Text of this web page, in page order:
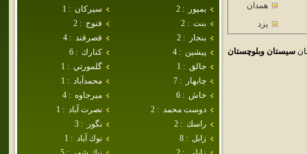
بمپور
:
2 سيركان :
1
بنت :
2 فنوج :
2
بنجار
:
2 قصرقند :
4
پيشين :
4 كنارك :
6
جالق :
1 گلمورتي :
1
چابهار
:
7 محمدآباد :
1
خاش :
6 ميرجاوه :
4
دوست محمد :
2 نصرت آباد :
1
راسك :
2 نگور :
3
زابل :
8 نوك آباد :
1
همدان
يزد
سيستان وبلوچستان